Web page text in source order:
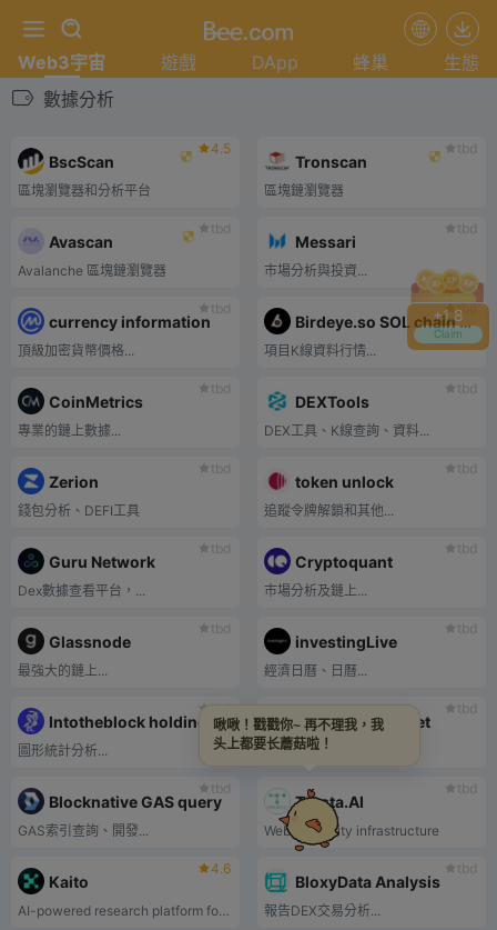
+1.8
Claim
Web3宇宙 遊戲 DApp 蜂巢
生態
數據分析
4.5
BscScan
區塊瀏覽器和分析平台
tbd
Tronscan
區塊鏈瀏覽器
tbd
Avascan
Avalanche 區塊鏈瀏覽器
tbd
Messari
市場分析與投資...
tbd
currency information
頂級加密貨幣價格...
tbd
Birdeye.so SOL chain project K line
項目K線資料行情...
tbd
CoinMetrics
專業的鏈上數據...
tbd
DEXTools
DEX工具、K線查詢、資料...
tbd
Zerion
錢包分析、DEFI工具
tbd
token unlock
追蹤令牌解鎖和其他...
tbd
Guru Network
Dex數據查看平台，...
tbd
Cryptoquant
市場分析及鏈上...
tbd
Glassnode
最強大的鏈上...
tbd
investingLive
經濟日曆、日曆...
tbd
Intotheblock holding address chart
圖形統計分析...
tbd
explorer.viawallet
諸如減半計數之類的工具...
Blocknative GAS query
GAS索引查詢、開發...
tbd
Trusta.AI
Web3 security infrastructure
4.6
Kaito
AI-powered research platform for digital assets
tbd
BloxyData Analysis
報告DEX交易分析...
啾啾！戳戳你~ 再不理我，我
头上都要长蘑菇啦！